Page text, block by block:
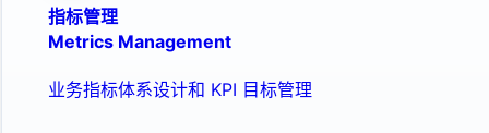
指标管理
Metrics Management
业务指标体系设计和 KPI 目标管理